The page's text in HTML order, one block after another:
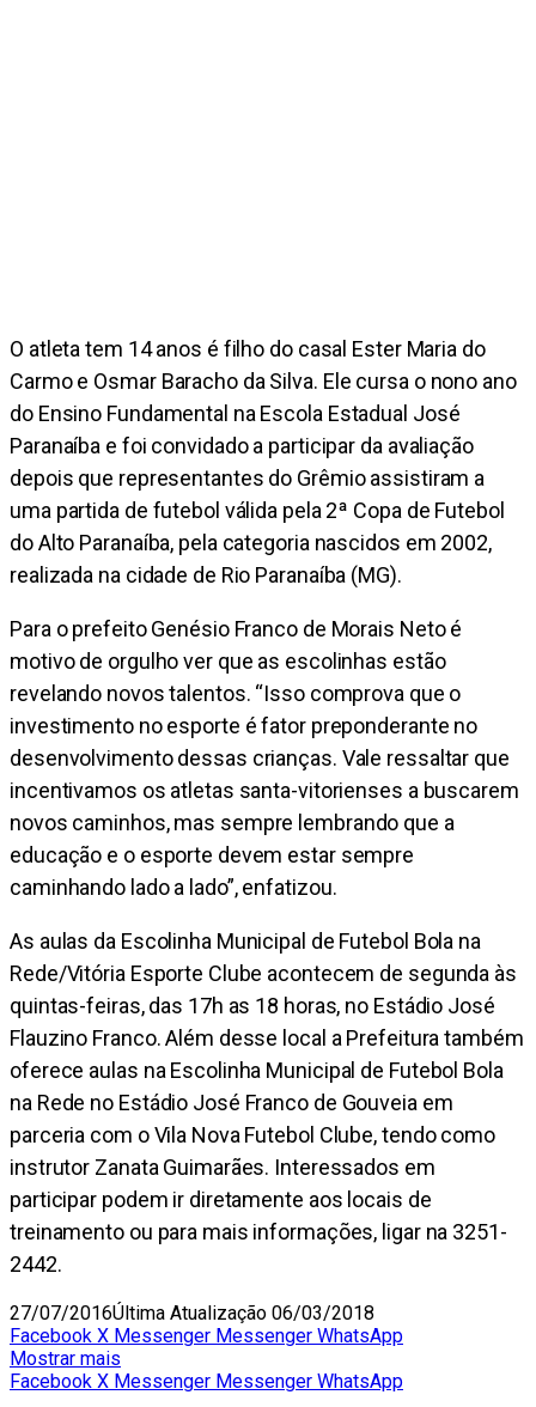
O atleta tem 14 anos é filho do casal Ester Maria do
Carmo e Osmar Baracho da Silva. Ele cursa o nono ano
do Ensino Fundamental na Escola Estadual José
Paranaíba e foi convidado a participar da avaliação
depois que representantes do Grêmio assistiram a
uma partida de futebol válida pela 2ª Copa de Futebol
do Alto Paranaíba, pela categoria nascidos em 2002,
realizada na cidade de Rio Paranaíba (MG).
Para o prefeito Genésio Franco de Morais Neto é
motivo de orgulho ver que as escolinhas estão
revelando novos talentos. “Isso comprova que o
investimento no esporte é fator preponderante no
desenvolvimento dessas crianças. Vale ressaltar que
incentivamos os atletas santa-vitorienses a buscarem
novos caminhos, mas sempre lembrando que a
educação e o esporte devem estar sempre
caminhando lado a lado”, enfatizou.
As aulas da Escolinha Municipal de Futebol Bola na
Rede/Vitória Esporte Clube acontecem de segunda às
quintas-feiras, das 17h as 18 horas, no Estádio José
Flauzino Franco. Além desse local a Prefeitura também
oferece aulas na Escolinha Municipal de Futebol Bola
na Rede no Estádio José Franco de Gouveia em
parceria com o Vila Nova Futebol Clube, tendo como
instrutor Zanata Guimarães. Interessados em
participar podem ir diretamente aos locais de
treinamento ou para mais informações, ligar na 3251-
2442.
27/07/2016Última Atualização 06/03/2018
Facebook X Messenger Messenger WhatsApp
Mostrar mais
Facebook X Messenger Messenger WhatsApp